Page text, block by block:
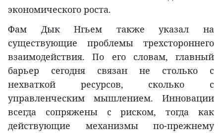
экономического роста.
Фам Дык Нгьем также указал на
существующие проблемы трехстороннего
взаимодействия. По его словам, главный
барьер сегодня связан не столько с
нехваткой ресурсов, сколько с
управленческим мышлением. Инновации
всегда сопряжены с риском, тогда как
действующие механизмы по-прежнему